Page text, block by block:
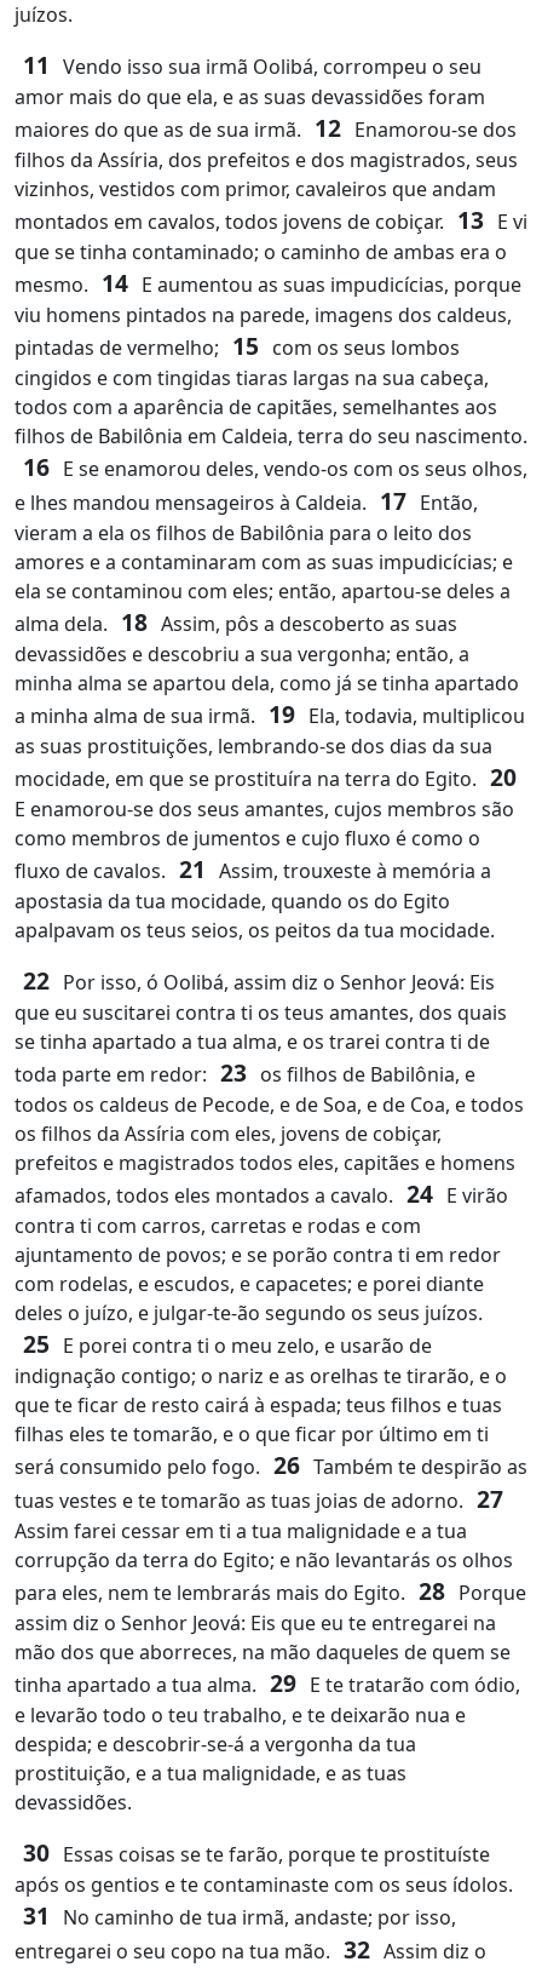
juízos.
11
Vendo isso sua irmã Oolibá, corrompeu o seu
amor mais do que ela, e as suas devassidões foram
maiores do que as de sua irmã. 12 Enamorou-se dos
filhos da Assíria, dos prefeitos e dos magistrados, seus
vizinhos, vestidos com primor, cavaleiros que andam
montados em cavalos, todos jovens de cobiçar. 13 E vi
que se tinha contaminado; o caminho de ambas era o
mesmo. 14 E aumentou as suas impudicícias, porque
viu homens pintados na parede, imagens dos caldeus,
pintadas de vermelho; 15 com os seus lombos
cingidos e com tingidas tiaras largas na sua cabeça,
todos com a aparência de capitães, semelhantes aos
filhos de Babilônia em Caldeia, terra do seu nascimento.
16 E se enamorou deles, vendo-os com os seus olhos,
e lhes mandou mensageiros à Caldeia. 17 Então,
vieram a ela os filhos de Babilônia para o leito dos
amores e a contaminaram com as suas impudicícias; e
ela se contaminou com eles; então, apartou-se deles a
alma dela. 18 Assim, pôs a descoberto as suas
devassidões e descobriu a sua vergonha; então, a
minha alma se apartou dela, como já se tinha apartado
a minha alma de sua irmã. 19 Ela, todavia, multiplicou
as suas prostituições, lembrando-se dos dias da sua
mocidade, em que se prostituíra na terra do Egito. 20
E enamorou-se dos seus amantes, cujos membros são
como membros de jumentos e cujo fluxo é como o
fluxo de cavalos. 21
Assim, trouxeste à memória a
apostasia da tua mocidade, quando os do Egito
apalpavam os teus seios, os peitos da tua mocidade.
22 Por isso, ó Oolibá, assim diz o Senhor Jeová: Eis
que eu suscitarei contra ti os teus amantes, dos quais
se tinha apartado a tua alma, e os trarei contra ti de
toda parte em redor: 23 os filhos de Babilônia, e
todos os caldeus de Pecode, e de Soa, e de Coa, e todos
os filhos da Assíria com eles, jovens de cobiçar,
prefeitos e magistrados todos eles, capitães e homens
afamados, todos eles montados a cavalo. 24 E virão
contra ti com carros, carretas e rodas e com
ajuntamento de povos; e se porão contra ti em redor
com rodelas, e escudos, e capacetes; e porei diante
deles o juízo, e julgar-te-ão segundo os seus juízos.
25 E porei contra ti o meu zelo, e usarão de
indignação contigo; o nariz e as orelhas te tirarão, e o
que te ficar de resto cairá à espada; teus filhos e tuas
filhas eles te tomarão, e o que ficar por último em ti
será consumido pelo fogo. 26 Também te despirão as
tuas vestes e te tomarão as tuas joias de adorno. 27
Assim farei cessar em ti a tua malignidade e a tua
corrupção da terra do Egito; e não levantarás os olhos
para eles, nem te lembrarás mais do Egito. 28 Porque
assim diz o Senhor Jeová: Eis que eu te entregarei na
mão dos que aborreces, na mão daqueles de quem se
tinha apartado a tua alma. 29 E te tratarão com ódio,
e levarão todo o teu trabalho, e te deixarão nua e
despida; e descobrir-se-á a vergonha da tua
prostituição, e a tua malignidade, e as tuas
devassidões.
30 Essas coisas se te farão, porque te prostituíste
após os gentios e te contaminaste com os seus ídolos.
31
No caminho de tua irmã, andaste; por isso,
entregarei o seu copo na tua mão. 32 Assim diz o